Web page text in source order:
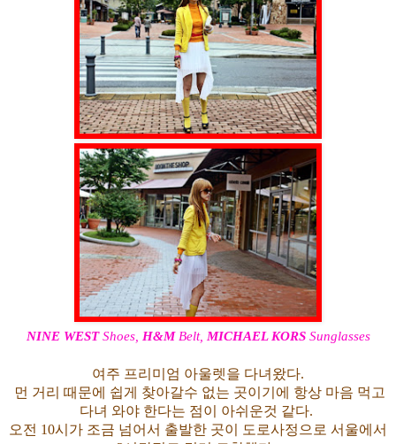
NINE WESTShoes, H&MBelt, MICHAEL KORSSunglasses
여주 프리미엄 아울렛을 다녀왔다.
먼 거리 때문에 쉽게 찾아갈수 없는 곳이기에 항상 마음 먹고
다녀 와야 한다는 점이 아쉬운것 같다.
오전 10시가 조금 넘어서 출발한 곳이 도로사정으로 서울에서